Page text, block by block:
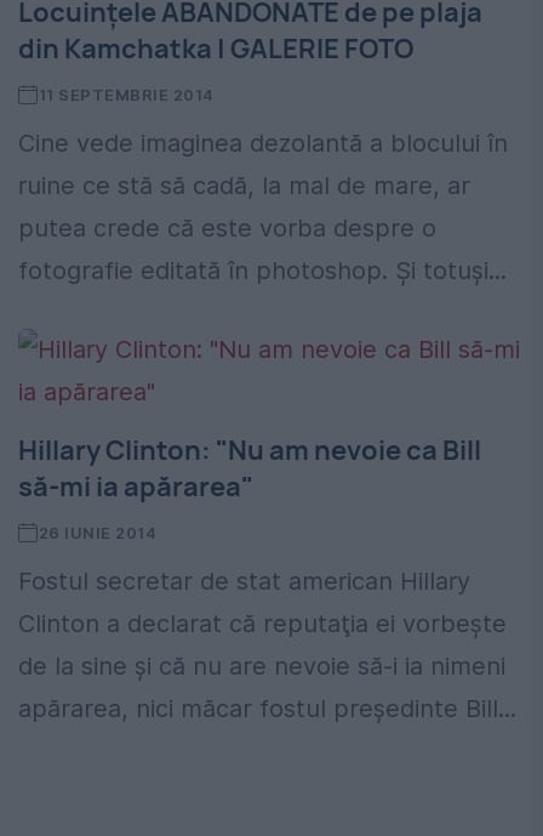
Locuinţele ABANDONATE de pe plaja
din Kamchatka | GALERIE FOTO
11 SEPTEMBRIE 2014
Cine vede imaginea dezolantă a blocului în
ruine ce stă să cadă, la mal de mare, ar
putea crede că este vorba despre o
fotografie editată în photoshop. Şi totuşi...
Hillary Clinton: "Nu am nevoie ca Bill
să-mi ia apărarea"
26 IUNIE 2014
Fostul secretar de stat american Hillary
Clinton a declarat că reputaţia ei vorbeşte
de la sine şi că nu are nevoie să-i ia nimeni
apărarea, nici măcar fostul preşedinte Bill...